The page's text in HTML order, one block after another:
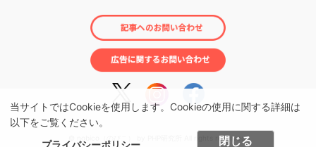
当サイトではCookieを使用します。Cookieの使用に関する詳細は
以下をご覧ください。
プライバシーポリシー
閉じる
© nobico（のびこ） by PHP研究所 All rights reserved.